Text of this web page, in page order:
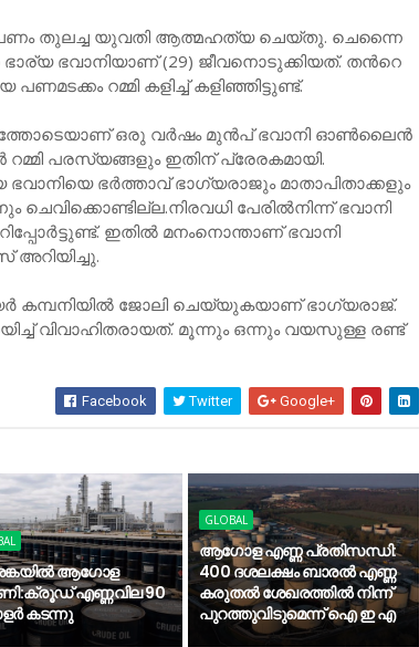
പണം തുലച്ച യുവതി ആത്മഹത്യ ചെയ്തു. ചെന്നൈ
ഭവാനിയാണ്​ (29) ജീവനൊടുക്കിയത്​. തന്‍റെ
റമ്മി കളിച്ച്​ കളിഞ്ഞിട്ടുണ്ട്.
ഒരു വർഷം മുൻപ്​ ഭവാനി ഓൺലൈൻ
പരസ്യങ്ങളും ഇതിന്​ പ്രേരകമായി.
ഭർത്താവ് ഭാഗ്യരാജും മാതാപിതാക്കളും
പേരിൽനിന്ന്​ ഭവാനി
ഇതിൽ മനംനൊന്താണ്​ ഭവാനി
കമ്പനിയിൽ ജോലി ചെയ്യുകയാണ് ഭാഗ്യരാജ്.
വിവാഹിതരായത്​. മൂന്നും ഒന്നും വയസുള്ള രണ്ട്​
Facebook Twitter Google+
ആഗോള
എണ്ണവില 90
കടന്നു
GLOBAL
ആഗോള എണ്ണ പ്രതിസന്ധി:
400 ദശലക്ഷം ബാരൽ എണ്ണ
കരുതൽ ശേഖരത്തിൽ നിന്ന്
പുറത്തുവിടുമെന്ന് ഐ ഇ എ